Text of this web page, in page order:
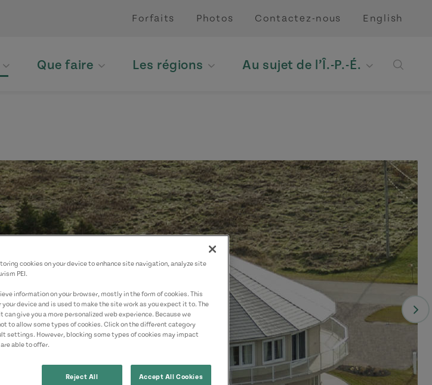
Forfaits Photos Contactez-nous English
Que faire Les régions Au sujet de l’Î.-P.-É. Open
cookies on your device to enhance site navigation, analyze site
PEI.
information on your browser, mostly in the form of cookies. This
device and is used to make the site work as you expect it to. The
give you a more personalized web experience. Because we
to allow some types of cookies. Click on the different category
settings. However, blocking some types of cookies may impact
able to offer.
Reject All Accept All Cookies